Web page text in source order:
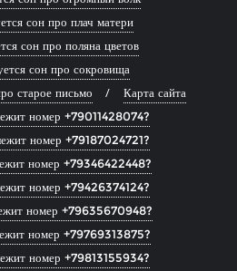
сон про плач матери
сон про поляна цветов
сон про сокровища
старое письмо
Карта сайта
номер +79011428074?
номер +79187024721?
номер +79346422448?
номер +79426374124?
номер +79635670948?
номер +79769313875?
номер +79813155934?